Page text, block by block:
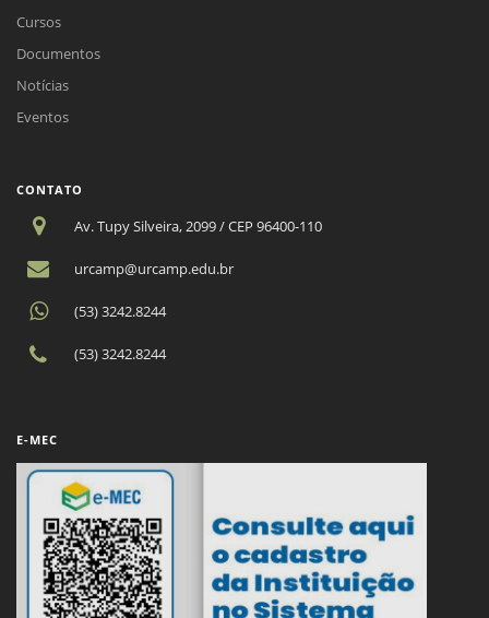
Cursos
Documentos
Notícias
Eventos
CONTATO
Av. Tupy Silveira, 2099 / CEP 96400-110
urcamp@urcamp.edu.br
(53) 3242.8244
(53) 3242.8244
E-MEC